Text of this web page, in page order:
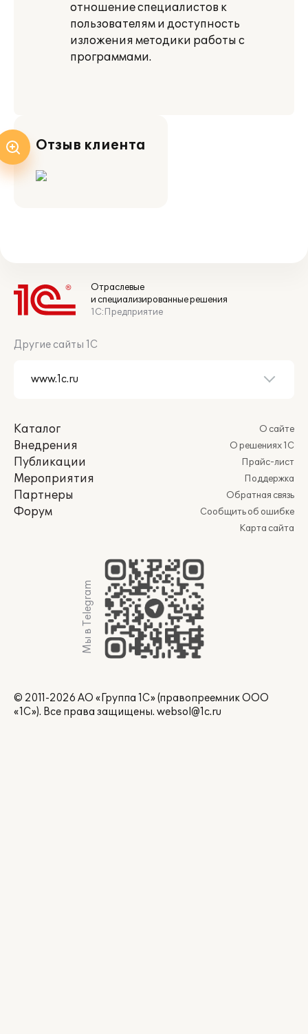
отношение специалистов к
пользователям и доступность
изложения методики работы с
программами.
Отзыв клиента
Отраслевые
и специализированные решения
1С:Предприятие
Другие сайты 1С
Каталог
Внедрения
Публикации
Мероприятия
Партнеры
Форум
О сайте
О решениях 1С
Прайс-лист
Поддержка
Обратная связь
Сообщить об ошибке
Карта сайта
Мы в Telegram
© 2011-2026 АО «Группа 1С» (правопреемник ООО
«1С»). Все права защищены. websol@1c.ru